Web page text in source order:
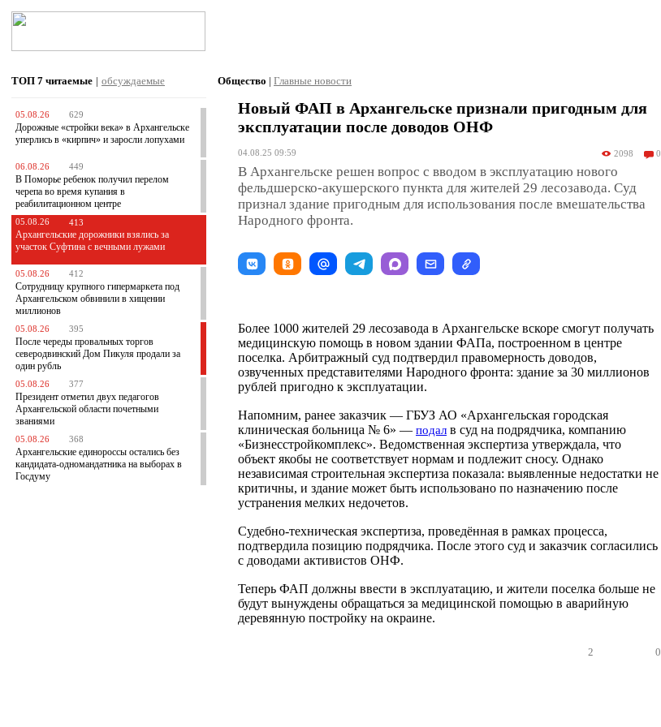
ТОП 7 читаемые | обсуждаемые
05.08.26 629
Дорожные «стройки века» в Архангельске
уперлись в «кирпич» и заросли лопухами
06.08.26 449
В Поморье ребенок получил перелом
черепа во время купания в
реабилитационном центре
05.08.26 413
Архангельские дорожники взялись за
участок Суфтина с вечными лужами
05.08.26 412
Сотрудницу крупного гипермаркета под
Архангельском обвинили в хищении
миллионов
05.08.26 395
После череды провальных торгов
северодвинский Дом Пикуля продали за
один рубль
05.08.26 377
Президент отметил двух педагогов
Архангельской области почетными
званиями
05.08.26 368
Архангельские единороссы остались без
кандидата-одномандатника на выборах в
Госдуму
Общество | Главные новости
Новый ФАП в Архангельске признали пригодным для
эксплуатации после доводов ОНФ
04.08.25 09:59 2098 0
В Архангельске решен вопрос с вводом в эксплуатацию нового
фельдшерско-акушерского пункта для жителей 29 лесозавода. Суд
признал здание пригодным для использования после вмешательства
Народного фронта.
Более 1000 жителей 29 лесозавода в Архангельске вскоре смогут получать
медицинскую помощь в новом здании ФАПа, построенном в центре
поселка. Арбитражный суд подтвердил правомерность доводов,
озвученных представителями Народного фронта: здание за 30 миллионов
рублей пригодно к эксплуатации.
Напомним, ранее заказчик — ГБУЗ АО «Архангельская городская
клиническая больница № 6» — подал в суд на подрядчика, компанию
«Бизнесстройкомплекс». Ведомственная экспертиза утверждала, что
объект якобы не соответствует нормам и подлежит сносу. Однако
независимая строительная экспертиза показала: выявленные недостатки не
критичны, и здание может быть использовано по назначению после
устранения мелких недочетов.
Судебно-техническая экспертиза, проведённая в рамках процесса,
подтвердила позицию подрядчика. После этого суд и заказчик согласились
с доводами активистов ОНФ.
Теперь ФАП должны ввести в эксплуатацию, и жители поселка больше не
будут вынуждены обращаться за медицинской помощью в аварийную
деревянную постройку на окраине.
2 0